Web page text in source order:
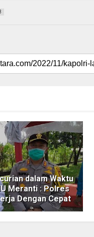
dalam Waktu
Meranti : Polres
Dengan Cepat